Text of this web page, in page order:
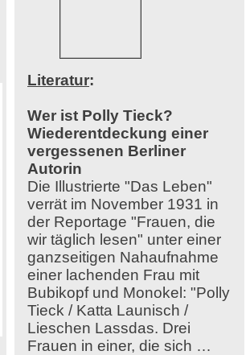
Literatur:
Wer ist Polly Tieck?
Wiederentdeckung einer
vergessenen Berliner
Autorin
Die Illustrierte "Das Leben"
verrät im November 1931 in
der Reportage "Frauen, die
wir täglich lesen" unter einer
ganzseitigen Nahaufnahme
einer lachenden Frau mit
Bubikopf und Monokel: "Polly
Tieck / Katta Launisch /
Lieschen Lassdas. Drei
Frauen in einer, die sich …